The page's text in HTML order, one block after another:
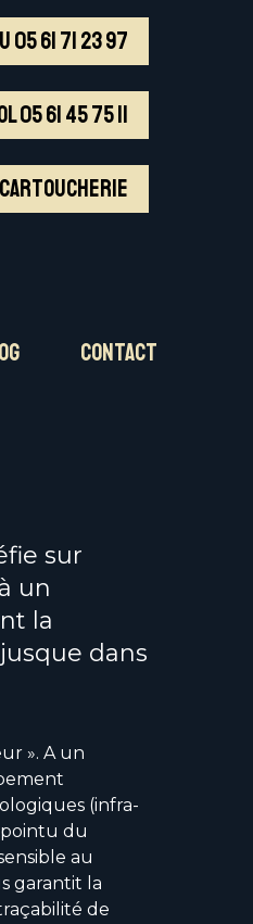
05 61 71 23 97
61 45 75 11
CONTACT
CONTACT
sur
un
la
dans
». A un
(infra-
du
au
garantit la
de